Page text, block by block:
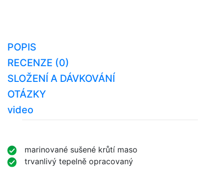
POPIS
RECENZE (0)
SLOŽENÍ A DÁVKOVÁNÍ
OTÁZKY
video
marinované sušené krůtí maso
trvanlivý tepelně opracovaný